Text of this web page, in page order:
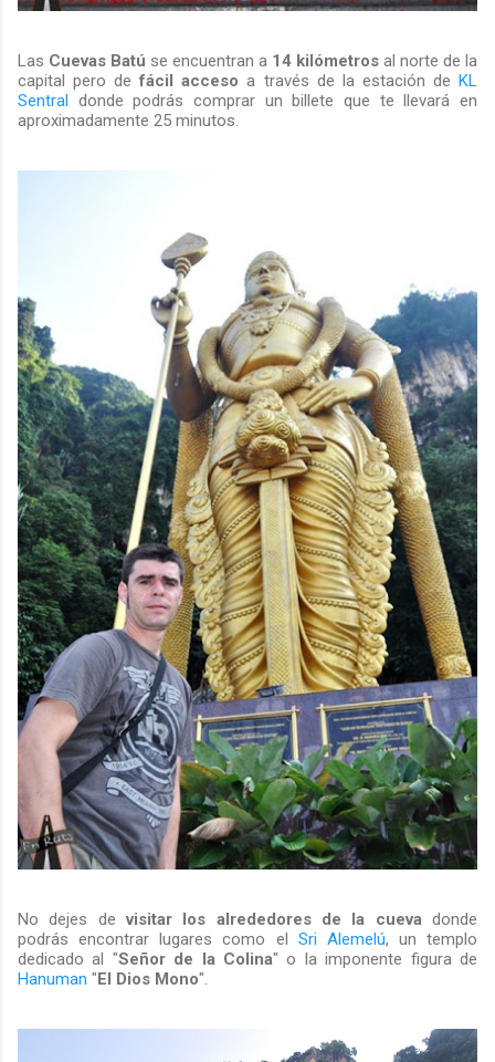
Las Cuevas Batú se encuentran a 14 kilómetros al norte de la
capital pero defácil acceso a través de la estación de KL
Sentral donde podrás comprar un billete que te llevará en
aproximadamente 25 minutos.
No dejes devisitar los alrededores de la cuevadonde
podrás encontrar lugares como el Sri Alemelú, un templo
dedicado al "Señor de la Colina" o la imponente figura de
Hanuman " El Dios Mono".